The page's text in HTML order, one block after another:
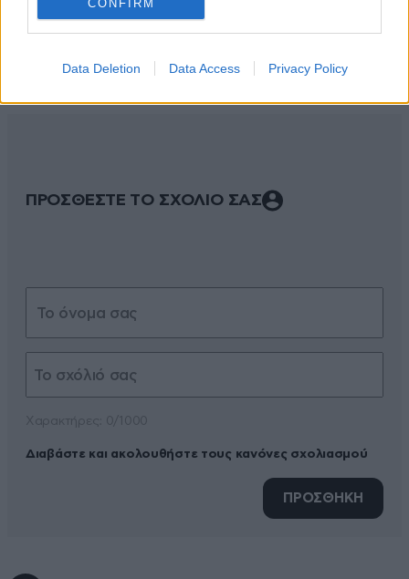
CONFIRM
Data Deletion Data Access Privacy Policy
ΣΧΌΛΙΑ ΑΝΑΓΝΩΣΤΏΝ
ΠΡΟΣΘΕΣΤΕ ΤΟ ΣΧΟΛΙΟ ΣΑΣ
Διαβάστε και ακολουθήστε τους κανόνες σχολιασμού
ΠΡΟΣΘΗΚΗ